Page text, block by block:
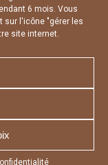
6 mois. Vous
sur l'icône "gérer les
site internet.
DE CONFIDENTIALITÉ
WEB